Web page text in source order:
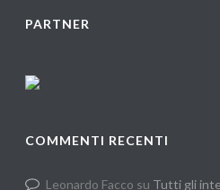
PARTNER
COMMENTI RECENTI
Leonardo Facco su Tutti gli